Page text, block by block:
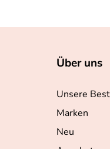
Über uns
Unsere
Marken
Neu